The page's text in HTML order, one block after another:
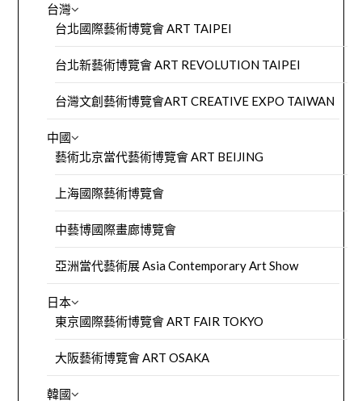
台灣
台北國際藝術博覽會 ART TAIPEI
台北新藝術博覽會 ART REVOLUTION TAIPEI
台灣文創藝術博覽會ART CREATIVE EXPO TAIWAN
中國
藝術北京當代藝術博覽會 ART BEIJING
上海國際藝術博覽會
中藝博國際畫廊博覽會
亞洲當代藝術展 Asia Contemporary Art Show
日本
東京國際藝術博覽會 ART FAIR TOKYO
大阪藝術博覽會 ART OSAKA
韓國